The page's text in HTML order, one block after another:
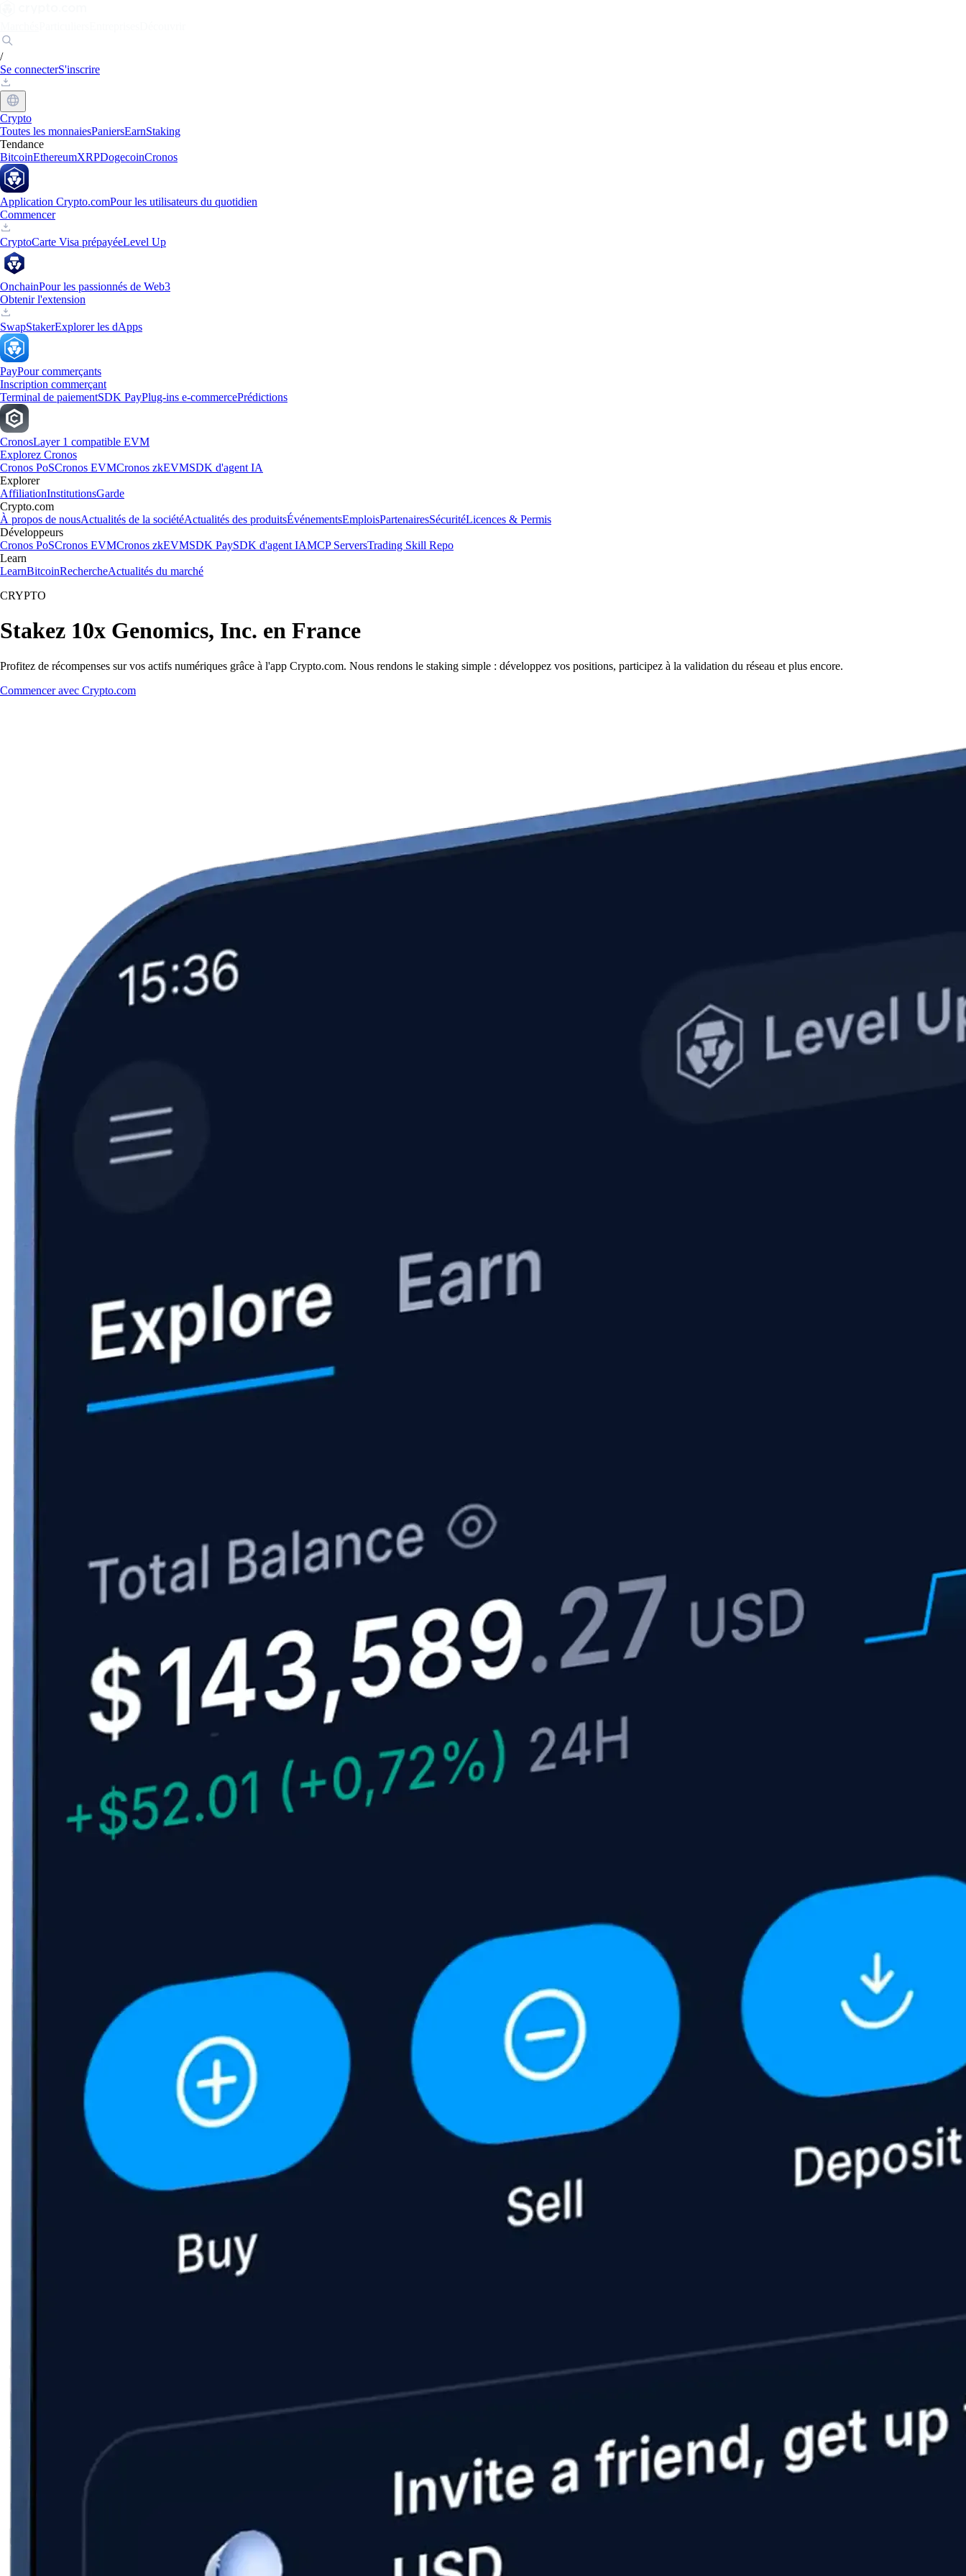
/
Se connecterS'inscrire
Crypto
Toutes les monnaiesPaniersEarnStaking
Tendance
BitcoinEthereumXRPDogecoinCronos
Application Crypto.comPour les utilisateurs du quotidien
Commencer
CryptoCarte Visa prépayéeLevel Up
OnchainPour les passionnés de Web3
Obtenir l'extension
SwapStakerExplorer les dApps
PayPour commerçants
Inscription commerçant
Terminal de paiementSDK PayPlug-ins e-commercePrédictions
CronosLayer 1 compatible EVM
Explorez Cronos
Cronos PoSCronos EVMCronos zkEVMSDK d'agent IA
Explorer
AffiliationInstitutionsGarde
Crypto.com
À propos de nousActualités de la sociétéActualités des produitsÉvénementsEmploisPartenairesSécuritéLicences & Permis
Développeurs
Cronos PoSCronos EVMCronos zkEVMSDK PaySDK d'agent IAMCP ServersTrading Skill Repo
Learn
LearnBitcoinRechercheActualités du marché
CRYPTO
Stakez 10x Genomics, Inc. en France
Profitez de récompenses sur vos actifs numériques grâce à l'app Crypto.com. Nous rendons le staking simple : développez vos positions, participez à la validation du réseau et plus encore.
Commencer avec Crypto.com